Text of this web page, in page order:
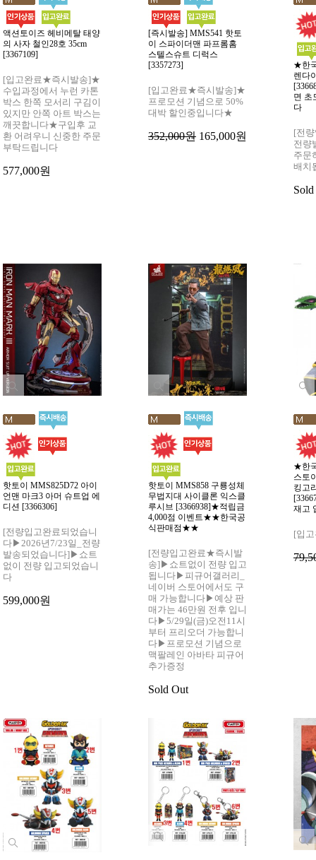
액션토이즈 헤비메탈 태양
의 사자 철인28호 35cm
[3367109]
[입고완료★즉시발송]★
수입과정에서 누런 카톤
박스 한쪽 모서리 구김이
있지만 안쪽 아트 박스는
깨끗합니다★구입후 교
환 어려우니 신중한 주문
부탁드립니다
577,000원
[즉시발송] MMS541 핫토
이 스파이더맨 파프롬홈
스텔스슈트 디럭스
[3357273]
[입고완료★즉시발송]★
프로모션 기념으로 50%
대박 할인중입니다★
352,000원 165,000원
★한
렌다
면 초
다
[전
전량
주문
배치
핫토이 MMS825D72 아이
언맨 마크3 아머 슈트업 에
디션 [3366306]
[전량입고완료되었습니
다▶2026년7/23일_전량
발송되었습니다]▶쇼트
없이 전량 입고되었습니
다
599,000원
핫토이 MMS858 구룡성체
무법지대 사이클론 익스클
루시브 [3366938]★적립금
4,000점 이벤트★★한국공
식판매점★★
[전량입고완료★즉시발
송]▶쇼트없이 전량 입고
됩니다▶피규어갤러리_
네이버 스토어에서도 구
매 가능합니다▶예상 판
매가는 46만원 전후 입니
다▶5/29일(금)오전11시
부터 프리오더 가능합니
다▶프로모션 기념으로
맥팔레인 아바타 피규어
추가증정
Sold Out
★한
스토
킹고
재고
[입